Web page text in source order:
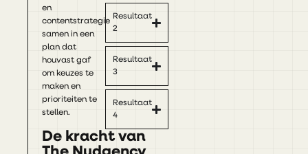
en
contentstrategie
samen in een
plan dat
houvast gaf
om keuzes te
maken en
prioriteiten te
stellen.
Resultaat
2
Resultaat
3
Resultaat
4
De kracht van